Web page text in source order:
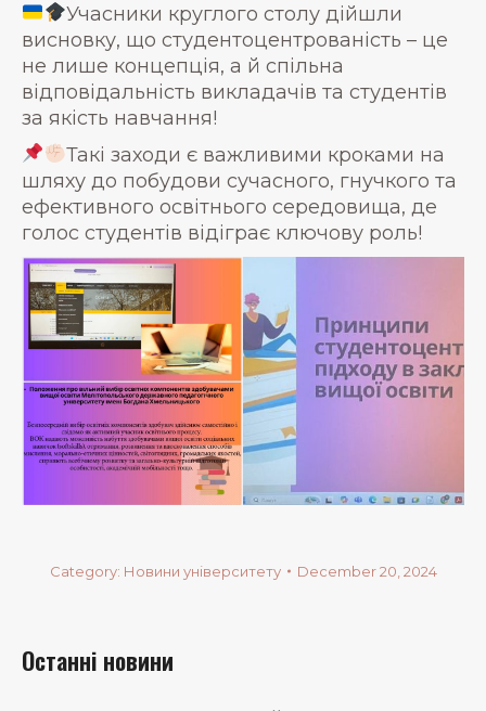
Учасники круглого столу дійшли
висновку, що студентоцентрованість – це
не лише концепція, а й спільна
відповідальність викладачів та студентів
за якість навчання!
Такі заходи є важливими кроками на
шляху до побудови сучасного, гнучкого та
ефективного освітнього середовища, де
голос студентів відіграє ключову роль!
Category: Новини університету December 20, 2024
Останні новини